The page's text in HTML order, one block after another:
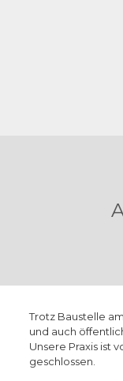
Trotz Baustelle
und auch
Unsere Praxis ist
geschlossen.